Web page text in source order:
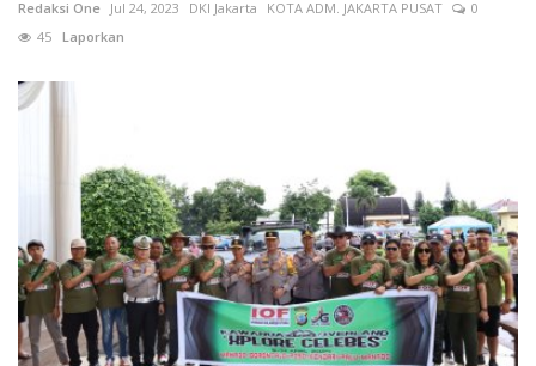
Redaksi One Jul 24, 2023 DKI Jakarta KOTA ADM. JAKARTA PUSAT
0
45 Laporkan